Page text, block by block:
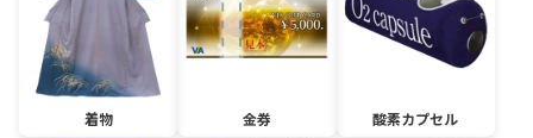
着物 金券 酸素カプセル